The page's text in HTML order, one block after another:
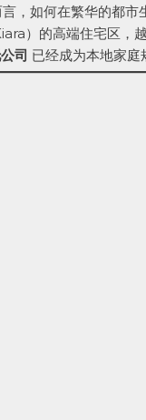
，如何在繁华的都
）的高端住宅区，
司 已经成为本地家庭